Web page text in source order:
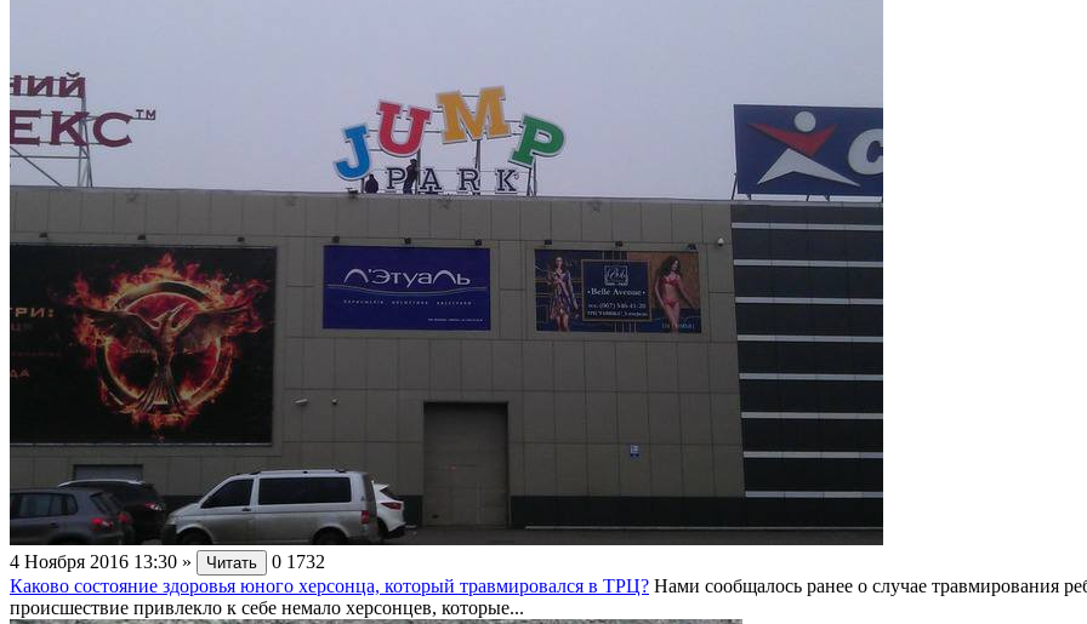
4 Ноября 2016 13:30 » Читать 0 1732
Каково состояние здоровья юного херсонца, который травмировался в ТРЦ? Нами сообщалось ранее о случае травмирования
происшествие привлекло к себе немало херсонцев, которые...